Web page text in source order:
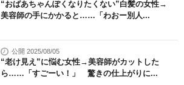
“おばあちゃんぽくなりたくない”白髪の女性→
美容師の手にかかると……「わおー別人...
公開 2025/08/05
“老け見え”に悩む女性→美容師がカットした
ら……「すごーい！」 驚きの仕上がりに...